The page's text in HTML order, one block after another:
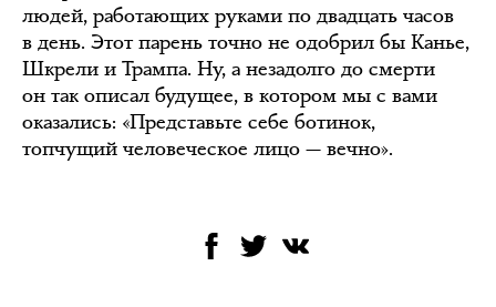
людей, работающих руками по двадцать часов
в день. Этот парень точно не одобрил бы Канье,
Шкрели и Трампа. Ну, а незадолго до смерти
он так описал будущее, в котором мы с вами
оказались: «Представьте себе ботинок,
топчущий человеческое лицо — вечно».